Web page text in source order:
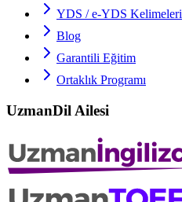
YDS / e-YDS Kelimeleri
Blog
Garantili Eğitim
Ortaklık Programı
UzmanDil Ailesi